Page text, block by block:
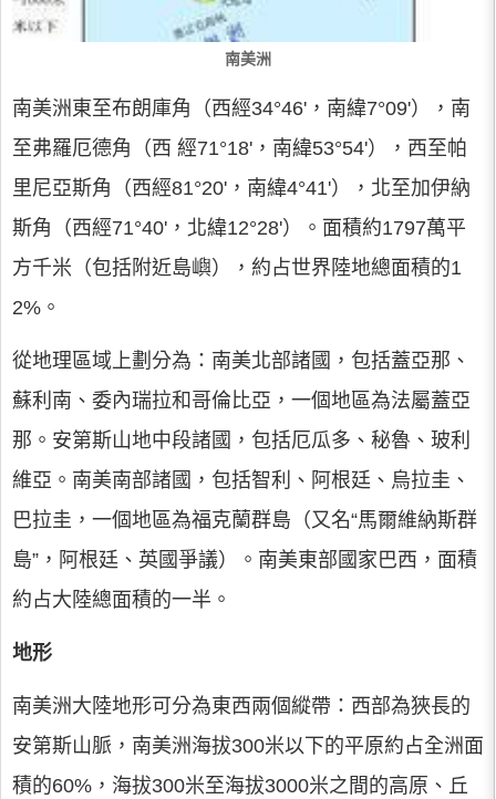
南美洲
南美洲東至布朗庫角（西經34°46'，南緯7°09'），南
至弗羅厄德角（西 經71°18'，南緯53°54'），西至帕
里尼亞斯角（西經81°20'，南緯4°41'），北至加伊納
斯角（西經71°40'，北緯12°28'）。面積約1797萬平
方千米（包括附近島嶼），約占世界陸地總面積的1
2%。
從地理區域上劃分為：南美北部諸國，包括蓋亞那、
蘇利南、委內瑞拉和哥倫比亞，一個地區為法屬蓋亞
那。安第斯山地中段諸國，包括厄瓜多、秘魯、玻利
維亞。南美南部諸國，包括智利、阿根廷、烏拉圭、
巴拉圭，一個地區為福克蘭群島（又名“馬爾維納斯群
島”，阿根廷、英國爭議）。南美東部國家巴西，面積
約占大陸總面積的一半。
地形
南美洲大陸地形可分為東西兩個縱帶：西部為狹長的
安第斯山脈，南美洲海拔300米以下的平原約占全洲面
積的60%，海拔300米至海拔3000米之間的高原、丘